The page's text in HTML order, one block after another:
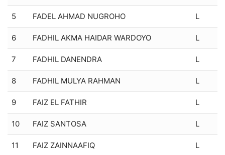
5 FADEL AHMAD NUGROHO L
6 FADHIL AKMA HAIDAR WARDOYO L
7 FADHIL DANENDRA L
8 FADHIL MULYA RAHMAN L
9 FAIZ EL FATHIR L
10 FAIZ SANTOSA L
11 FAIZ ZAINNAAFIQ L